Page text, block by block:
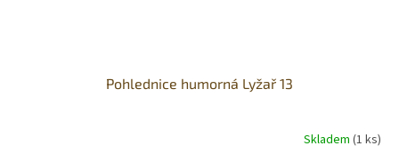
Pohlednice humorná Lyžař 13
Skladem (1 ks)